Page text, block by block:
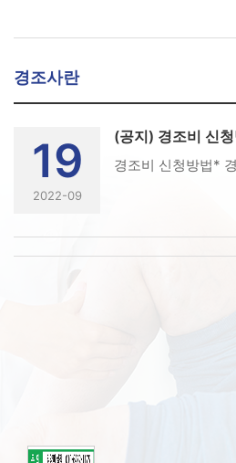
경조사란
19
2022-09
(공지) 경조비 신